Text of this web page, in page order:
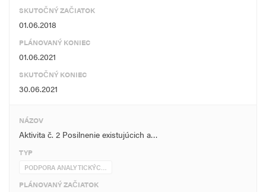
SKUTOČNÝ ZAČIATOK
01.06.2018
PLÁNOVANÝ KONIEC
01.06.2021
SKUTOČNÝ KONIEC
30.06.2021
NÁZOV
Aktivita č. 2 Posilnenie existujúcich a…
TYP
PODPORA ANALYTICKÝC…
PLÁNOVANÝ ZAČIATOK